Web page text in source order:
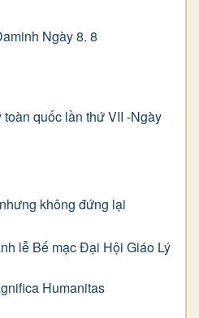
Ngày 8. 8
quốc lần thứ VII -Ngày
không đứng lại
lễ Bế mạc Đại Hội Giáo Lý
Humanitas